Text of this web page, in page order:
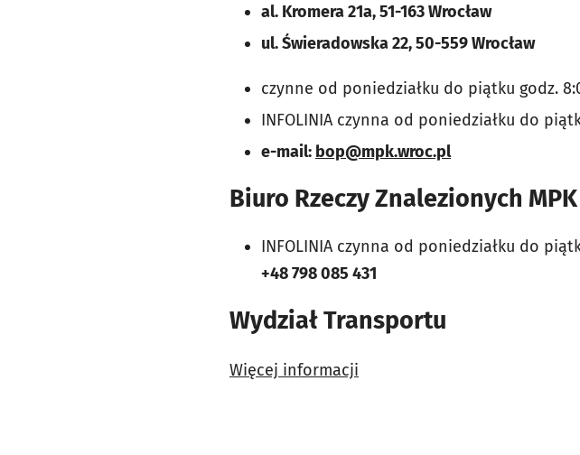
al. Kromera 21a, 51-163 Wrocław
ul. Świeradowska 22, 50-559 Wrocław
czynne od poniedziałku do piątku godz.
INFOLINIA czynna od poniedziałku do
e-mail: bop@mpk.wroc.pl
Biuro Rzeczy Znalezionych
INFOLINIA czynna od poniedziałku do
+48 798 085 431
Wydział Transportu
Więcej informacji